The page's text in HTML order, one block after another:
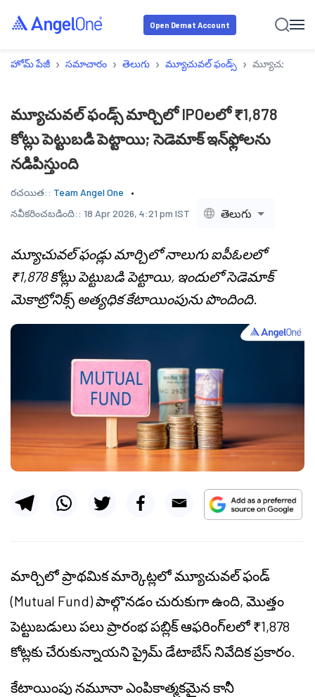
Open Demat Account
హోమ్ పేజీ › సమాచారం › తెలుగు › మ్యూచువల్ ఫండ్స్ › మ్యూచువల్
మ్యూచువల్ ఫండ్స్ మార్చిలో IPOలలో ₹1,878
కోట్లు పెట్టుబడి పెట్టాయి; సెడెమాక్ ఇన్‌ఫ్లోలను
నడిపిస్తుంది
రచయిత:: Team Angel One
నవీకరించబడింది:: 18 Apr 2026, 4:21 pm IST తెలుగు
మ్యూచువల్ ఫండ్లు మార్చిలో నాలుగు ఐపీఓలలో
₹1,878 కోట్లు పెట్టుబడి పెట్టాయి, ఇందులో సెడెమాక్
మెకాట్రోనిక్స్ అత్యధిక కేటాయింపును పొందింది.
మార్చిలో ప్రాథమిక మార్కెట్లలో మ్యూచువల్ ఫండ్
(Mutual Fund) పాల్గొనడం చురుకుగా ఉంది, మొత్తం
పెట్టుబడులు పలు ప్రారంభ పబ్లిక్ ఆఫరింగ్‌లలో ₹1,878
కోట్లకు చేరుకున్నాయని ప్రైమ్ డేటాబేస్ నివేదిక ప్రకారం.
కేటాయింపు నమూనా ఎంపికాత్మకమైన కానీ